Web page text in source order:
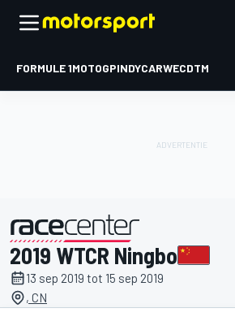
FORMULE 1MOTOGPINDYCARWECDTM
gepresenteerd door
2019 WTCR Ningbo
13 sep 2019 tot 15 sep 2019
, CN